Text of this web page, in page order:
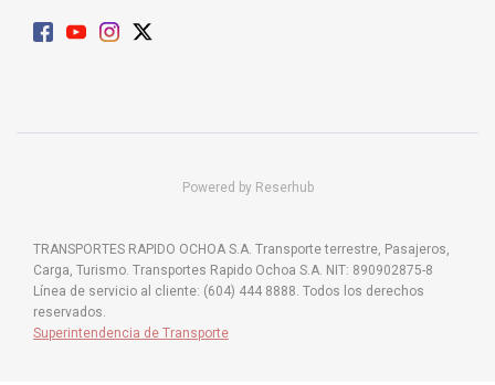
Powered by Reserhub
TRANSPORTES RAPIDO OCHOA S.A. Transporte terrestre, Pasajeros,
Carga, Turismo. Transportes Rapido Ochoa S.A. NIT: 890902875-8
Línea de servicio al cliente: (604) 444 8888. Todos los derechos
reservados.
Superintendencia de Transporte